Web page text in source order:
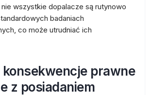
wszystkie dopalacze są rutynowo
badaniach
co może utrudniać ich
konsekwencje prawne
z posiadaniem